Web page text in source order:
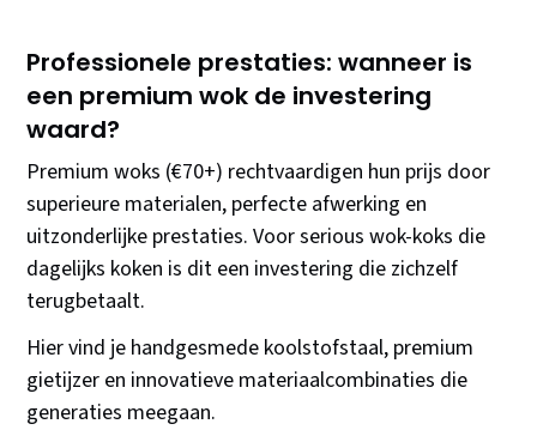
Professionele prestaties: wanneer is
een premium wok de investering
waard?
Premium woks (€70+) rechtvaardigen hun prijs door
superieure materialen, perfecte afwerking en
uitzonderlijke prestaties. Voor serious wok-koks die
dagelijks koken is dit een investering die zichzelf
terugbetaalt.
Hier vind je handgesmede koolstofstaal, premium
gietijzer en innovatieve materiaalcombinaties die
generaties meegaan.